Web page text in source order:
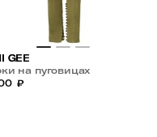
GEE
на пуговицах
₽